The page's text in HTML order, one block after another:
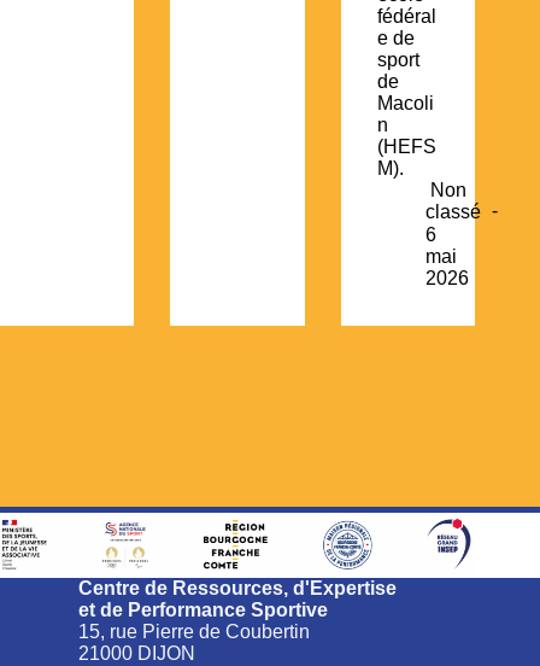
fédéral
e de
sport
de
Macoli
n
(HEFS
M).
Non
classé
6
mai
2026
Centre de Ressources, d'Expertise
et de Performance Sportive
15, rue Pierre de Coubertin
21000 DIJON